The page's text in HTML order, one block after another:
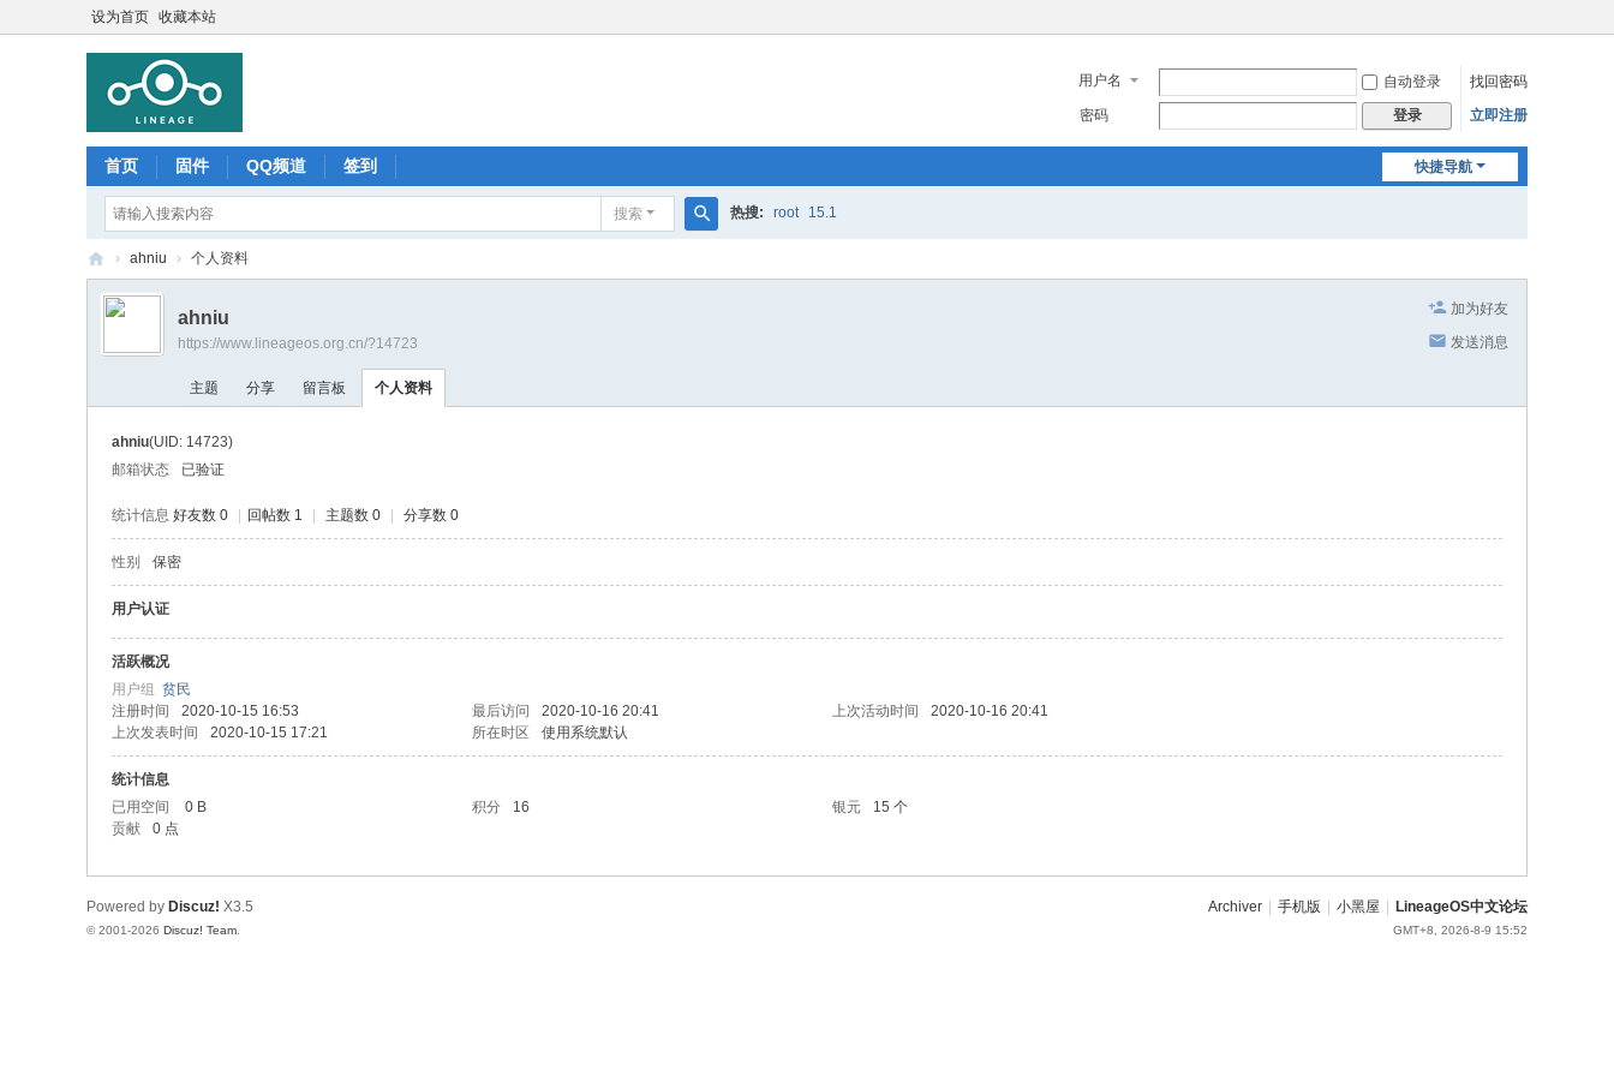
设为首页 收藏本站
用户名 自动登录
找回密码
密码
登录 立即注册
快捷导航
首页 固件 QQ频道 签到
搜索
索
热搜: root 15.1
Li
ag
› ahniu › 个人资料
加为好友
发送消息
ahniu
https://www.lineageos.org.cn/?14723
主题 分享 留言板 个人资料
ahniu(UID: 14723)
邮箱状态
已验证
统计信息 好友数 0 回帖数 1 主题数 0 分享数 0
性别 保密
用户认证
活跃概况
用户组 贫民
注册时间
2020-10-15 16:53 最后访问 2020-10-16 20:41 上次活动时间
2020-10-16 20:41
上次发表时间
2020-10-15 17:21 所在时区 使用系统默认
统计信息
已用空间
0 B 积分 16 银元
15 个
贡献
0 点
Archiver 手机版 小黑屋 LineageOS中文论坛
GMT+8, 2026-8-9 15:52
Powered by Discuz! X3.5
© 2001-2026 Discuz! Team